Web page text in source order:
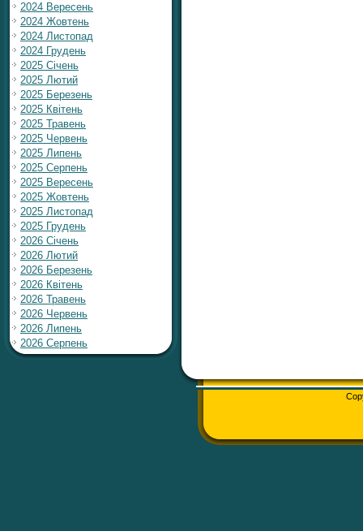
2024 Вересень
2024 Жовтень
2024 Листопад
2024 Грудень
2025 Січень
2025 Лютий
2025 Березень
2025 Квітень
2025 Травень
2025 Червень
2025 Липень
2025 Серпень
2025 Вересень
2025 Жовтень
2025 Листопад
2025 Грудень
2026 Січень
2026 Лютий
2026 Березень
2026 Квітень
2026 Травень
2026 Червень
2026 Липень
2026 Серпень